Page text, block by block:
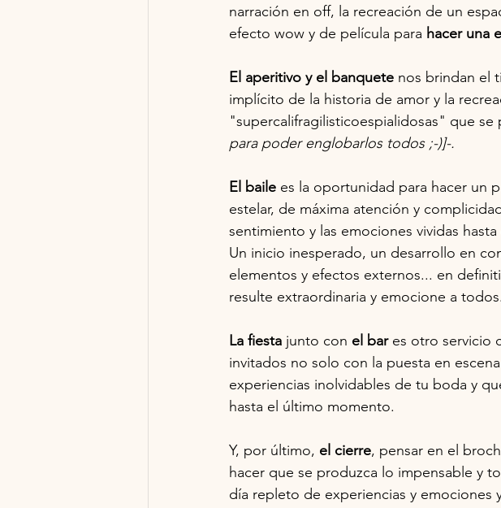
narración en off, la recreación de un
efecto wow y de película para hacer una
El aperitivo y el banquete nos brindan el
implícito de la historia de amor y la
"supercalifragilisticoespialidosas" que se
para poder englobarlos todos ;-)]-.
El baile es la oportunidad para hacer un
estelar, de máxima atención y
sentimiento y las emociones vividas
Un inicio inesperado, un desarrollo en
elementos y efectos externos... en
resulte extraordinaria y emocione a todos.
La fiesta junto con el bar es otro servicio
invitados no solo con la puesta en
experiencias inolvidables de tu boda y
hasta el último momento.
Y, por último, el cierre, pensar en el
hacer que se produzca lo impensable y
día repleto de experiencias y emociones